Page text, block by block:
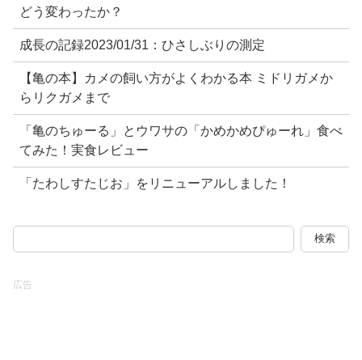
どう変わったか？
成長の記録2023/01/31：ひさしぶりの測定
【亀の本】カメの飼い方がよくわかる本 ミドリガメか
らリクガメまで
「亀のちゅーる」とウワサの「かめかめぴゅーれ」食べ
てみた！実食レビュー
「たわしすたじお」をリニューアルしました！
索:
広告